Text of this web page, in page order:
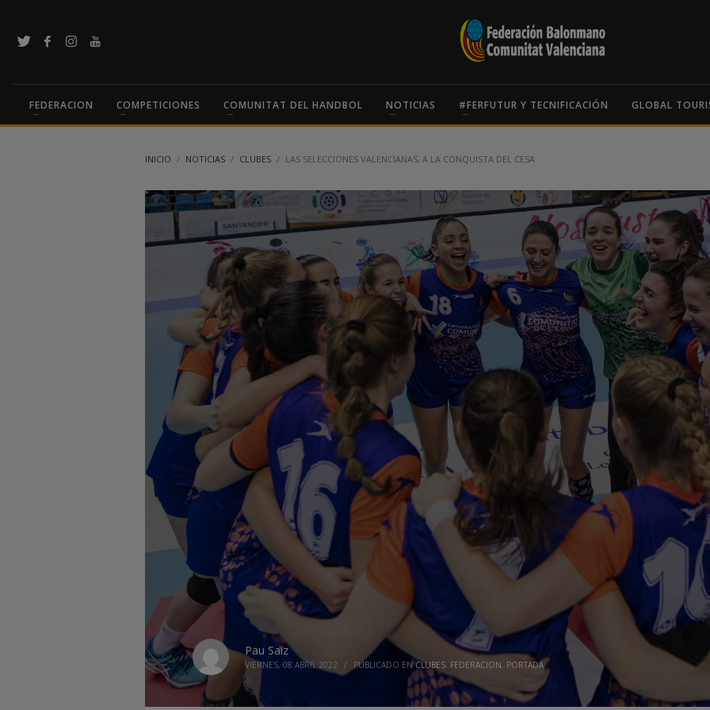
FEDERACION COMPETICIONES COMUNITAT DEL HANDBOL NOTICIAS #FERFUTUR Y TECNIFICACIÓN GLOBAL
INICIO NOTICIAS CLUBES LAS SELECCIONES VALENCIANAS, A LA CONQUISTA DEL CESA
Pau Saiz
VIERNES, 08 ABRIL 2022 / PUBLICADO ENCLUBES, FEDERACION, PORTADA